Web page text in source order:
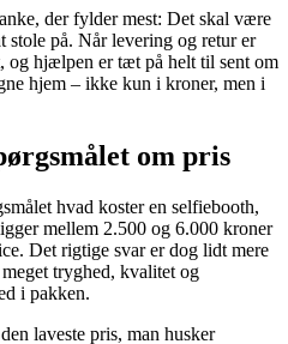
der fylder mest: Det skal være
stole på. Når levering og retur er
og hjælpen er tæt på helt til sent om
hjem – ikke kun i kroner, men i
om pris
hvad koster en selfiebooth,
mellem 2.500 og 6.000 kroner
Det rigtige svar er dog lidt mere
tryghed, kvalitet og
i pakken.
laveste pris, man husker